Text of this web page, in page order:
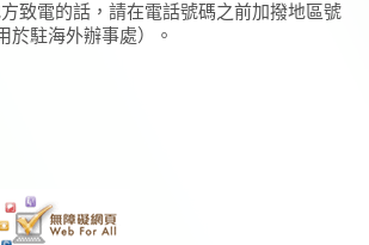
致電的話，請在電話號碼之前加撥地區號
於駐海外辦事處）。